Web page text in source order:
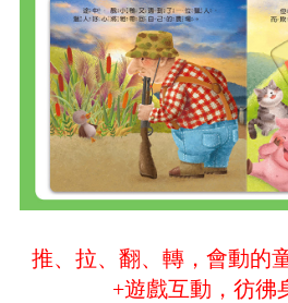
推、拉、翻、轉，會動的
+遊戲互動，彷彿